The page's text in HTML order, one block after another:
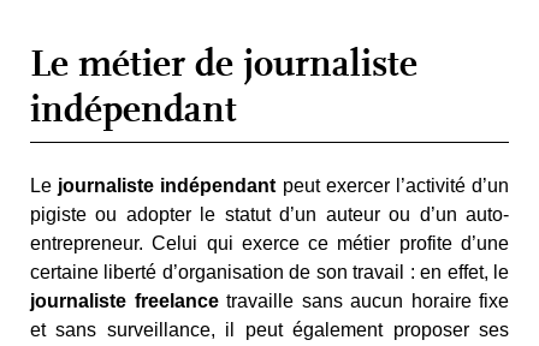
Le métier de journaliste
indépendant
Le journaliste indépendant peut exercer l’activité d’un
pigiste ou adopter le statut d’un auteur ou d’un auto-
entrepreneur. Celui qui exerce ce métier profite d’une
certaine liberté d’organisation de son travail : en effet, le
journaliste freelancetravaille sans aucun horaire fixe
et sans surveillance, il peut également proposer ses